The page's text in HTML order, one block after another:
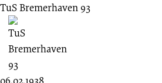
TuS Bremerhaven 93
06.02.1938